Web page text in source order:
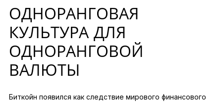
ОДНОРАНГОВАЯ
КУЛЬТУРА ДЛЯ
ОДНОРАНГОВОЙ
ВАЛЮТЫ
Биткойн появился как следствие мирового финансового